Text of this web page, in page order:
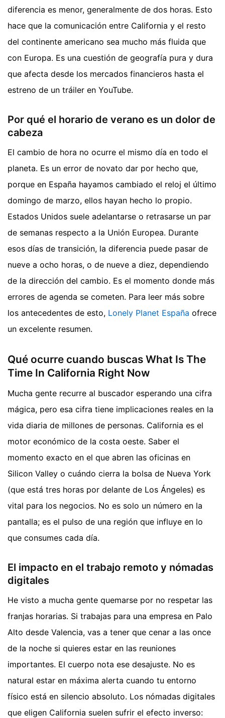
diferencia es menor, generalmente de dos horas. Esto
hace que la comunicación entre California y el resto
del continente americano sea mucho más fluida que
con Europa. Es una cuestión de geografía pura y dura
que afecta desde los mercados financieros hasta el
estreno de un tráiler en YouTube.
Por qué el horario de verano es un dolor de
cabeza
El cambio de hora no ocurre el mismo día en todo el
planeta. Es un error de novato dar por hecho que,
porque en España hayamos cambiado el reloj el último
domingo de marzo, ellos hayan hecho lo propio.
Estados Unidos suele adelantarse o retrasarse un par
de semanas respecto a la Unión Europea. Durante
esos días de transición, la diferencia puede pasar de
nueve a ocho horas, o de nueve a diez, dependiendo
de la dirección del cambio. Es el momento donde más
errores de agenda se cometen. Para leer más sobre
los antecedentes de esto, Lonely Planet España ofrece
un excelente resumen.
Qué ocurre cuando buscas What Is The
Time In California Right Now
Mucha gente recurre al buscador esperando una cifra
mágica, pero esa cifra tiene implicaciones reales en la
vida diaria de millones de personas. California es el
motor económico de la costa oeste. Saber el
momento exacto en el que abren las oficinas en
Silicon Valley o cuándo cierra la bolsa de Nueva York
(que está tres horas por delante de Los Ángeles) es
vital para los negocios. No es solo un número en la
pantalla; es el pulso de una región que influye en lo
que consumes cada día.
El impacto en el trabajo remoto y nómadas
digitales
He visto a mucha gente quemarse por no respetar las
franjas horarias. Si trabajas para una empresa en Palo
Alto desde Valencia, vas a tener que cenar a las once
de la noche si quieres estar en las reuniones
importantes. El cuerpo nota ese desajuste. No es
natural estar en máxima alerta cuando tu entorno
físico está en silencio absoluto. Los nómadas digitales
que eligen California suelen sufrir el efecto inverso: